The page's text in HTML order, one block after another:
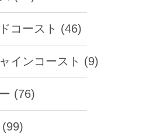
コースト (46)
インコースト (9)
(76)